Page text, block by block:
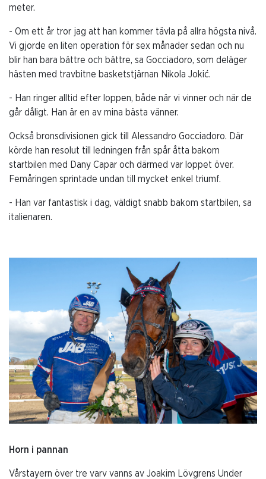
meter.
- Om ett år tror jag att han kommer tävla på allra högsta nivå.
Vi gjorde en liten operation för sex månader sedan och nu
blir han bara bättre och bättre, sa Gocciadoro, som deläger
hästen med travbitne basketstjärnan Nikola Jokić.
- Han ringer alltid efter loppen, både när vi vinner och när de
går dåligt. Han är en av mina bästa vänner.
Också bronsdivisionen gick till Alessandro Gocciadoro. Där
körde han resolut till ledningen från spår åtta bakom
startbilen med Dany Capar och därmed var loppet över.
Femåringen sprintade undan till mycket enkel triumf.
- Han var fantastisk i dag, väldigt snabb bakom startbilen, sa
italienaren.
Horn i pannan
Vårstayern över tre varv vanns av Joakim Lövgrens Under